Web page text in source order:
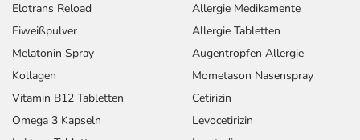
Elotrans Reload
Eiweißpulver
Melatonin Spray
Kollagen
Vitamin B12 Tabletten
Omega 3 Kapseln
Allergie Medikamente
Allergie Tabletten
Augentropfen Allergie
Mometason Nasenspray
Cetirizin
Levocetirizin